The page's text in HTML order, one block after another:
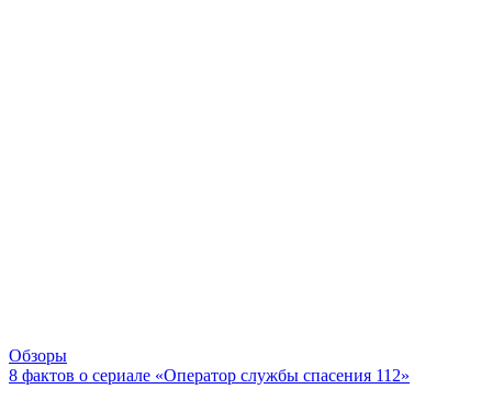
Обзоры
8 фактов о сериале «Оператор службы спасения 112»